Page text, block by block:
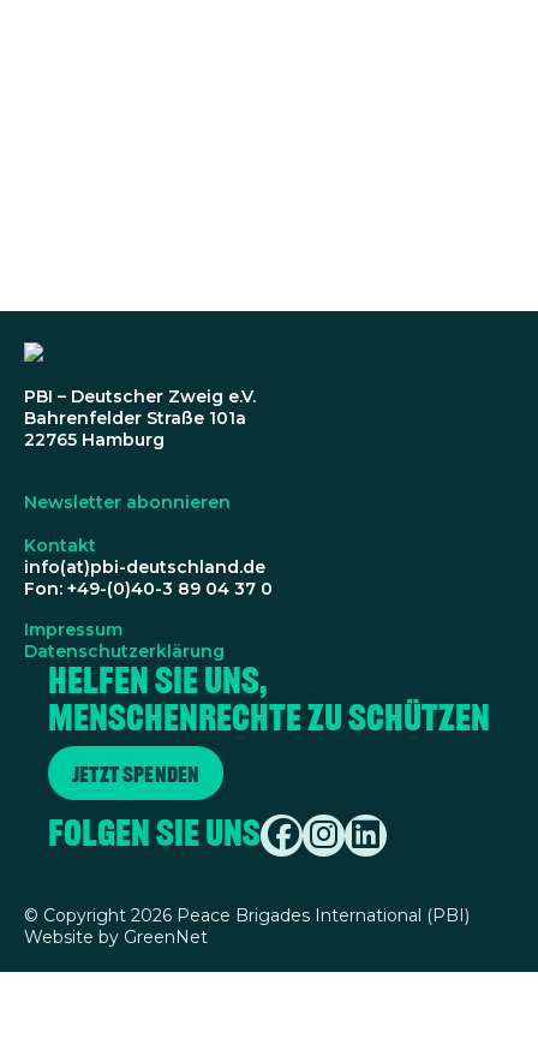
PBI – Deutscher Zweig e.V.
Bahrenfelder Straße 101a
22765 Hamburg
Newsletter abonnieren
Kontakt
info(at)pbi-deutschland.de
Fon: +49-(0)40-3 89 04 37 0
Impressum
Datenschutzerklärung
Helfen Sie uns,
Menschenrechte zu schützen
Jetzt spenden
Folgen Sie uns
© Copyright 2026 Peace Brigades International (PBI)
Website by GreenNet